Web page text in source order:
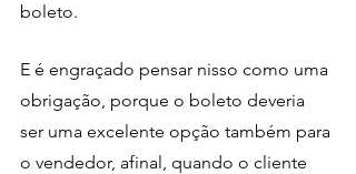
boleto.
E é engraçado pensar nisso como uma
obrigação, porque o boleto deveria
ser uma excelente opção também para
o vendedor, afinal, quando o cliente